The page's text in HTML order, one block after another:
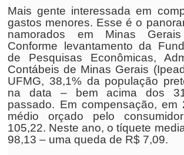
Mais gente interessada em
gastos menores. Esse é o
namorados em Minas
Conforme levantamento da
de Pesquisas Econômicas,
Contábeis de Minas Gerais
UFMG, 38,1% da população
na data – bem acima dos
passado. Em compensação, em
médio orçado pelo
105,22. Neste ano, o tíquete
98,13 – uma queda de R$ 7,09.